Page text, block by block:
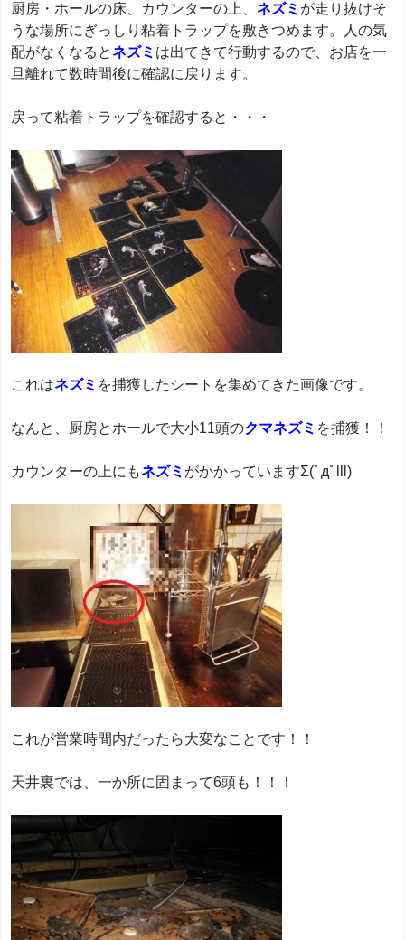
厨房・ホールの床、カウンターの上、ネズミ が走り抜けそ
うな場所にぎっしり粘着トラップを敷きつめます。人の気
配がなくなるとネズミ は出てきて行動するので、お店を一
旦離れて数時間後に確認に戻ります。
戻って粘着トラップを確認すると・・・
これはネズミ を捕獲したシートを集めてきた画像です。
なんと、厨房とホールで大小11頭のクマネズミ を捕獲！！
カウンターの上にもネズミ がかかっていますΣ(ﾟдﾟlll)
これが営業時間内だったら大変なことです！！
天井裏では、一か所に固まって6頭も！！！